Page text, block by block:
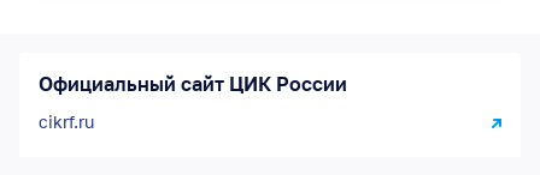
Официальный сайт ЦИК России
cikrf.ru